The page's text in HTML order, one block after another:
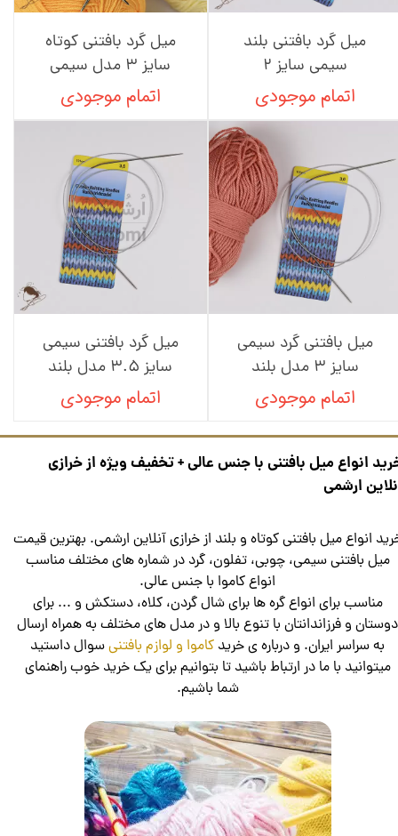
میل گرد بافتنی بلند
سیمی سایز 2
اتمام موجودی
میل گرد بافتنی کوتاه
سایز 3 مدل سیمی
اتمام موجودی
میل بافتنی گرد سیمی
سایز 3 مدل بلند
اتمام موجودی
میل گرد بافتنی سیمی
سایز 3.5 مدل بلند
اتمام موجودی
انواع میل بافتنی کوتاه و بلند از خرازی آنلاین ارشمی. بهترین قیمت
میل بافتنی سیمی، چوبی، تفلون، گرد در شماره های مختلف مناسب
انواع کاموا با جنس عالی.
مناسب برای انواع گره ها برای شال گردن، کلاه، دستکش و ... برای
دوستان و فرزاندانتان با تنوع بالا و در مدل های مختلف به همراه ارسال
به سراسر ایران. و درباره ی خرید کاموا و لوازم بافتنیسوال داستید
میتوانید با ما در ارتباط باشید تا بتوانیم برای یک خرید خوب راهنمای
شما باشیم.
انواع میل بافتنی با جنس عالی + تخفیف ویژه از خرازی
ارشمی